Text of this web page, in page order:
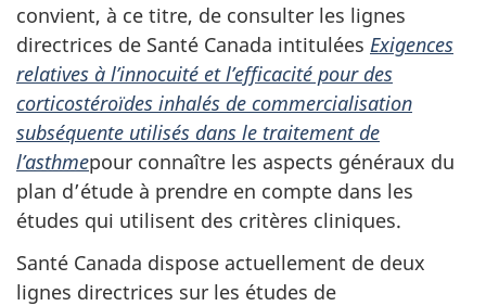
convient, à ce titre, de consulter les lignes
directrices de Santé Canada intitulées Exigences
relatives à l’innocuité et l’efficacité pour des
corticostéroïdes inhalés de commercialisation
subséquente utilisés dans le traitement de
l’asthmepour connaître les aspects généraux du
plan d’étude à prendre en compte dans les
études qui utilisent des critères cliniques.
Santé Canada dispose actuellement de deux
lignes directrices sur les études de